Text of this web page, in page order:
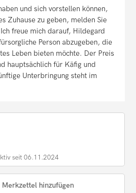
und sich vorstellen können,
Zuhause zu geben, melden Sie
freue mich darauf, Hildegard
Person abzugeben, die
Leben bieten möchte. Der Preis
hauptsächlich für Käfig und
Unterbringung steht im
seit 06.11.2024
Merkzettel hinzufügen